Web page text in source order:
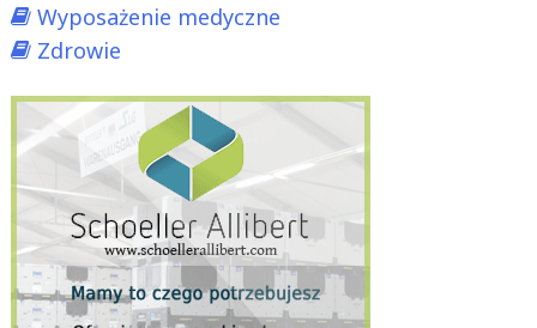
Wyposażenie medyczne
Zdrowie